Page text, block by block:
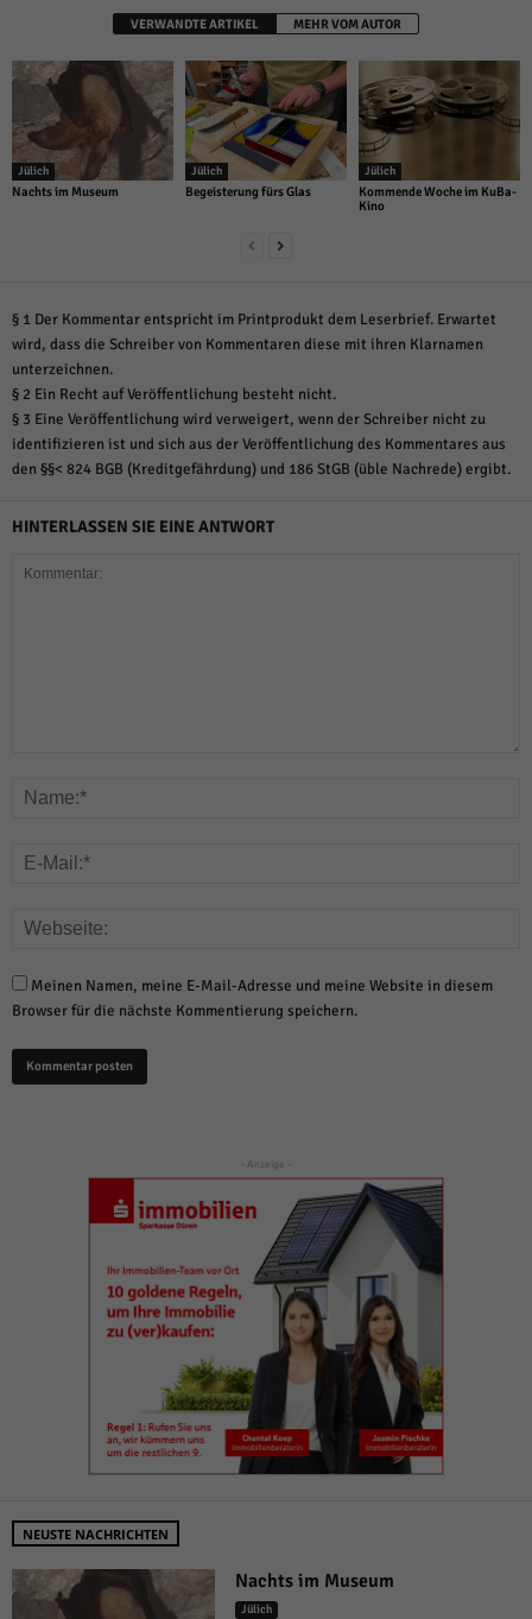
VERWANDTE ARTIKEL MEHR VOM AUTOR
Jülich
Nachts im Museum
Jülich
Begeisterung fürs Glas
Jülich
Kommende Woche im KuBa-
Kino
§ 1 Der Kommentar entspricht im Printprodukt dem Leserbrief. Erwartet
wird, dass die Schreiber von Kommentaren diese mit ihren Klarnamen
unterzeichnen.
§ 2 Ein Recht auf Veröffentlichung besteht nicht.
§ 3 Eine Veröffentlichung wird verweigert, wenn der Schreiber nicht zu
identifizieren ist und sich aus der Veröffentlichung des Kommentares aus
den §§< 824 BGB (Kreditgefährdung) und 186 StGB (üble Nachrede) ergibt.
HINTERLASSEN SIE EINE ANTWORT
Meinen Namen, meine E-Mail-Adresse und meine Website in diesem
Browser für die nächste Kommentierung speichern.
- Anzeige -
NEUSTE NACHRICHTEN
Nachts im Museum
Jülich